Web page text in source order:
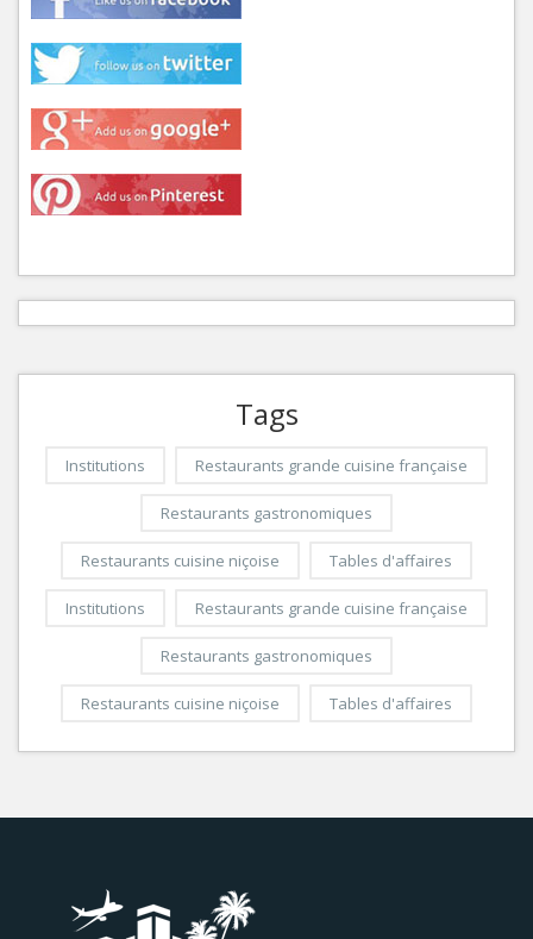
Tags
Institutions Restaurants grande cuisine française
Restaurants gastronomiques
Restaurants cuisine niçoise Tables d'affaires
Institutions Restaurants grande cuisine française
Restaurants gastronomiques
Restaurants cuisine niçoise Tables d'affaires